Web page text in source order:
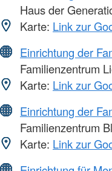
Haus der
Karte: Link zur
Einrichtung der
Familienzentrum
Karte: Link zur
Einrichtung der
Familienzentrum
Karte: Link zur